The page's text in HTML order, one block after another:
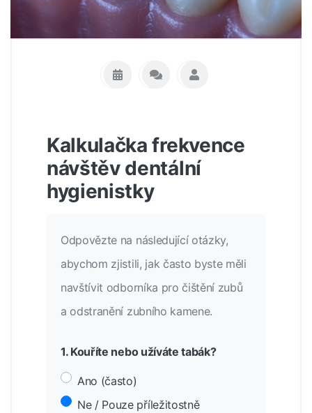
Kalkulačka frekvence
návštěv dentální
hygienistky
Odpovězte na následující otázky,
abychom zjistili, jak často byste měli
navštívit odborníka pro čištění zubů
a odstranění zubního kamene.
1. Kouříte nebo užíváte tabák?
Ano (často)
Ne / Pouze příležitostně